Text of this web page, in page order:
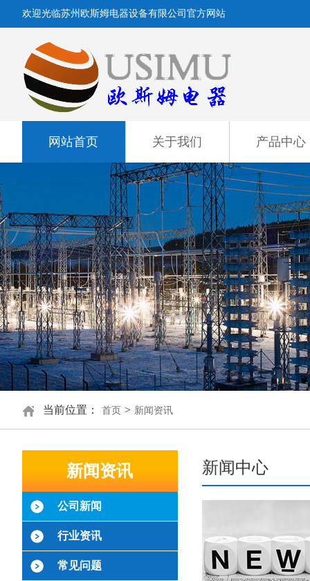
欢迎光临苏州欧斯姆电器设备有限公司官方网站
网站首页 关于我们 产品中心
当前位置： 首页 > 新闻资讯
新闻资讯
公司新闻
行业资讯
常见问题
新闻中心